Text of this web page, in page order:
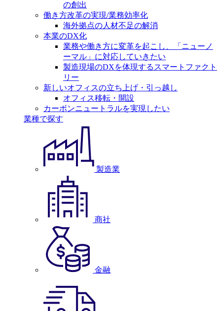
の創出
働き方改革の実現/業務効率化
海外拠点の人材不足の解消
本業のDX化
業務や働き方に変革を起こし、「ニューノ
ーマル」に対応していきたい
製造現場のDXを体現するスマートファクト
リー
新しいオフィスの立ち上げ・引っ越し
オフィス移転・開設
カーボンニュートラルを実現したい
業種で探す
製造業
商社
金融